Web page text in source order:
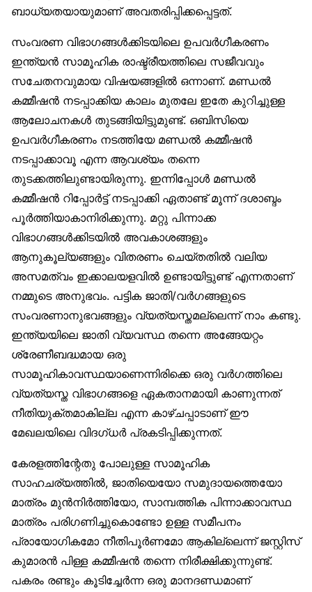
ബാധ്യതയായുമാണ് അവതരിപ്പിക്കപ്പെട്ടത്.
സംവരണ വിഭാഗങ്ങൾക്കിടയിലെ ഉപവർഗീകരണം
ഇന്ത്യൻ സാമൂഹിക രാഷ്ട്രീയത്തിലെ സജീവവും
സചേതനവുമായ വിഷയങ്ങളിൽ ഒന്നാണ്. മണ്ഡൽ
കമ്മീഷൻ നടപ്പാക്കിയ കാലം മുതലേ ഇതേ കുറിച്ചുള്ള
ആലോചനകൾ തുടങ്ങിയിട്ടുമുണ്ട്. ഒബിസിയെ
ഉപവർഗീകരണം നടത്തിയേ മണ്ഡൽ കമ്മീഷൻ
നടപ്പാക്കാവൂ എന്ന ആവശ്യം തന്നെ
തുടക്കത്തിലുണ്ടായിരുന്നു. ഇന്നിപ്പോൾ മണ്ഡൽ
കമ്മീഷൻ റിപ്പോർട്ട് നടപ്പാക്കി ഏതാണ്ട് മൂന്ന് ദശാബ്ദം
പൂർത്തിയാകാനിരിക്കുന്നു. മറ്റു പിന്നാക്ക
വിഭാഗങ്ങൾക്കിടയിൽ അവകാശങ്ങളും
ആനുകൂല്യങ്ങളും വിതരണം ചെയ്തതിൽ വലിയ
അസമത്വം ഇക്കാലയളവിൽ ഉണ്ടായിട്ടുണ്ട് എന്നതാണ്
നമ്മുടെ അനുഭവം. പട്ടിക ജാതി/വർഗങ്ങളുടെ
സംവരണാനുഭവങ്ങളും വ്യത്യസ്തമല്ലെന്ന് നാം കണ്ടു.
ഇന്ത്യയിലെ ജാതി വ്യവസ്ഥ തന്നെ അങ്ങേയറ്റം
ശ്രേണീബദ്ധമായ ഒരു
സാമൂഹികാവസ്ഥയാണെന്നിരിക്കെ ഒരു വർഗത്തിലെ
വ്യത്യസ്ത വിഭാഗങ്ങളെ ഏകതാനമായി കാണുന്നത്
നീതിയുക്തമാകില്ല എന്ന കാഴ്ചപ്പാടാണ് ഈ
മേഖലയിലെ വിദഗ്ധർ പ്രകടിപ്പിക്കുന്നത്.
കേരളത്തിന്റേതു പോലുള്ള സാമൂഹിക
സാഹചര്യത്തിൽ, ജാതിയെയോ സമുദായത്തെയോ
മാത്രം മുൻനിർത്തിയോ, സാമ്പത്തിക പിന്നാക്കാവസ്ഥ
മാത്രം പരിഗണിച്ചുകൊണ്ടോ ഉള്ള സമീപനം
പ്രായോഗികമോ നീതിപൂർണമോ ആകില്ലെന്ന് ജസ്റ്റിസ്
കുമാരൻ പിള്ള കമ്മീഷൻ തന്നെ നിരീക്ഷിക്കുന്നുണ്ട്.
പകരം രണ്ടും കൂടിച്ചേർന്ന ഒരു മാനദണ്ഡമാണ്